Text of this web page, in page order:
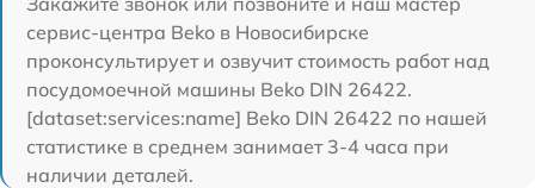
сервис-центра Beko в Новосибирске
проконсультирует и озвучит стоимость работ над
посудомоечной машины Beko DIN 26422.
[dataset:services:name] Beko DIN 26422 по нашей
статистике в среднем занимает 3-4 часа при
наличии деталей.